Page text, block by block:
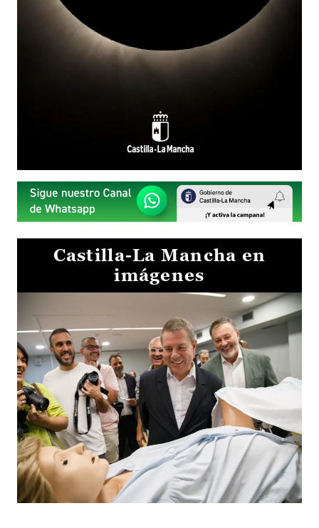
Castilla-La Mancha en
imágenes